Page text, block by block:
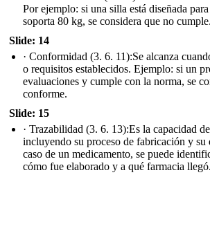
Por ejemplo: si una silla está diseñada
soporta 80 kg, se considera que no cumple.
Slide: 14
· Conformidad (3. 6. 11):Se alcanza
o requisitos establecidos. Ejemplo: si un
evaluaciones y cumple con la norma, se
conforme.
Slide: 15
· Trazabilidad (3. 6. 13):Es la capacidad
incluyendo su proceso de fabricación y
caso de un medicamento, se puede
cómo fue elaborado y a qué farmacia llegó.